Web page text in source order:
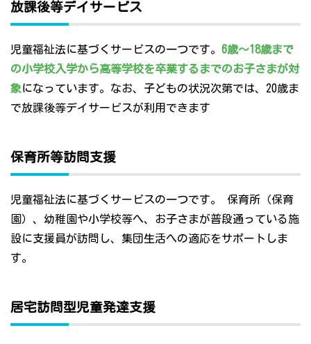
放課後等デイサービス
児童福祉法に基づくサービスの一つです。 6歳～18歳まで
の小学校入学から高等学校を卒業するまでのお子さまが対
象になっています。なお、子どもの状況次第では、20歳ま
で放課後等デイサービスが利用できます
保育所等訪問支援
児童福祉法に基づくサービスの一つです。 保育所（保育
園）、幼稚園や小学校等へ、お子さまが普段通っている施
設に支援員が訪問し、集団生活への適応をサポートしま
す。
居宅訪問型児童発達支援